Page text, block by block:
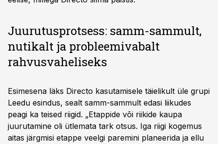
Juurutusprotsess: samm-sammult,
nutikalt ja probleemivabalt
rahvusvaheliseks
Esimesena läks Directo kasutamisele täielikult üle grupi
Leedu esindus, sealt samm-sammult edasi liikudes
peagi ka teised riigid. „Etappide või riikide kaupa
juurutamine oli ütlemata tark otsus. Iga riigi kogemus
aitas järgmisi etappe veelgi paremini planeerida ja ellu